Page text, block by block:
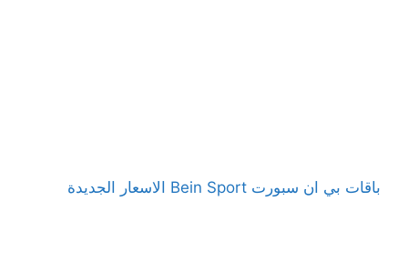
باقات بي ان سبورت Bein Sport الاسعار الجديدة